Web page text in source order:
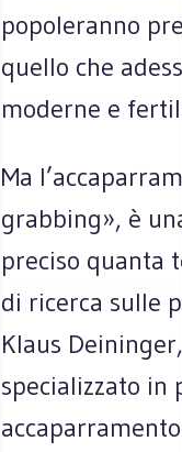
popoleranno
quello che
moderne e
Ma
grabbing», è
preciso quanta
di ricerca sulle
Klaus
specializzato